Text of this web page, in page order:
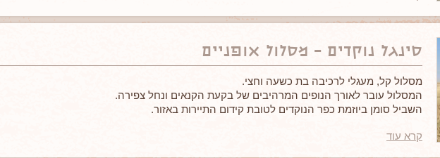
סינגל נוקדים – מסלול אופניים
מסלול קל, מעגלי לרכיבה בת כשעה וחצי.
המסלול עובר לאורך הנופים המרהיבים של בקעת הקנאים ונחל צפירה.
השביל סומן ביוזמת כפר הנוקדים לטובת קידום התיירות באזור.
קרא עוד